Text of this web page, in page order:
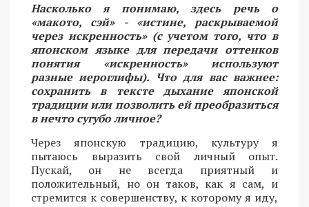
Насколько я понимаю, здесь речь о
«макото, сэй» - «истине, раскрываемой
через искренность» (с учетом того, что в
японском языке для передачи оттенков
понятия «искренность» используют
разные иероглифы). Что для вас важнее:
сохранить в тексте дыхание японской
традиции или позволить ей преобразиться
в нечто сугубо личное?
Через японскую традицию, культуру я
пытаюсь выразить свой личный опыт.
Пускай, он не всегда приятный и
положительный, но он таков, как я сам, и
стремится к совершенству, к которому я иду,